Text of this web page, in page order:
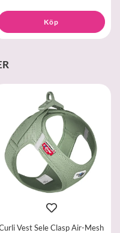
Köp
Vest Sele Clasp Air-Mesh